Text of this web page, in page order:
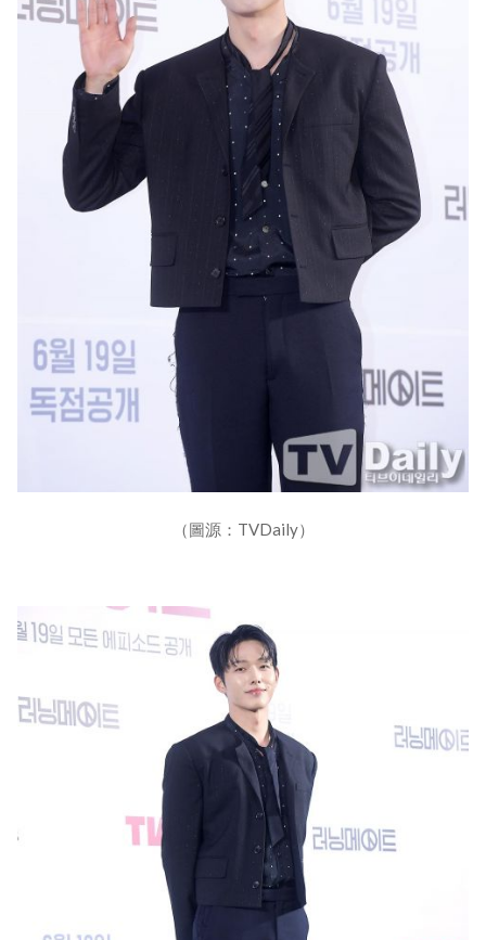
（圖源：TVDaily）